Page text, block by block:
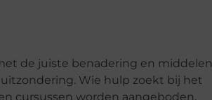
de juiste benadering en middelen
Wie hulp zoekt bij het
cursussen worden aangeboden.